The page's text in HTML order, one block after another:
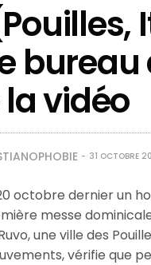
bureau
vidéo
31 OCTOBRE
octobre dernier un
messe
une ville des
vérifie que